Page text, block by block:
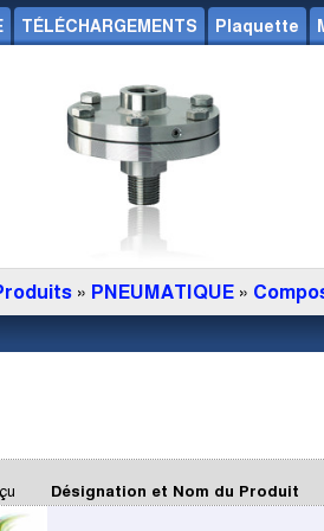
TÉLÉCHARGEMENTS Plaquette
» PNEUMATIQUE »
Désignation et Nom du Produit